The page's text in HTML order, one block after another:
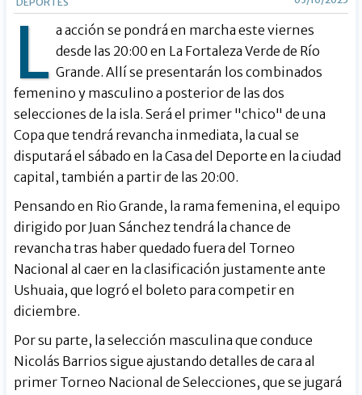
L a acción se pondrá en marcha este viernes
desde las 20:00 en La Fortaleza Verde de Río
Grande. Allí se presentarán los combinados
femenino y masculino a posterior de las dos
selecciones de la isla. Será el primer "chico" de una
Copa que tendrá revancha inmediata, la cual se
disputará el sábado en la Casa del Deporte en la ciudad
capital, también a partir de las 20:00.
Pensando en Rio Grande, la rama femenina, el equipo
dirigido por Juan Sánchez tendrá la chance de
revancha tras haber quedado fuera del Torneo
Nacional al caer en la clasificación justamente ante
Ushuaia, que logró el boleto para competir en
diciembre.
Por su parte, la selección masculina que conduce
Nicolás Barrios sigue ajustando detalles de cara al
primer Torneo Nacional de Selecciones, que se jugará